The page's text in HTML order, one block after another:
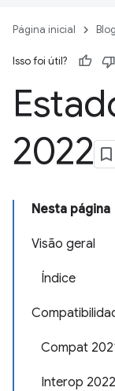
Página inicial Blog
Isso foi útil?
2022
Nesta página
Visão geral
Índice
Compat
Interop 2022